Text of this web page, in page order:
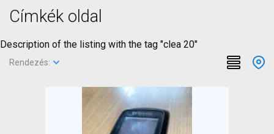
Címkék oldal
Description of the listing with the tag "clea 20"
Rendezés: